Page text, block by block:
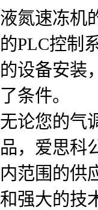
液氮速冻机
的PLC控制
的设备安装
了条件。
无论您的气
品，爱思科
内范围的供
和强大的技